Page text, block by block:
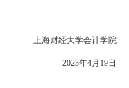
上海财经大学会计学院
2023年4月19日